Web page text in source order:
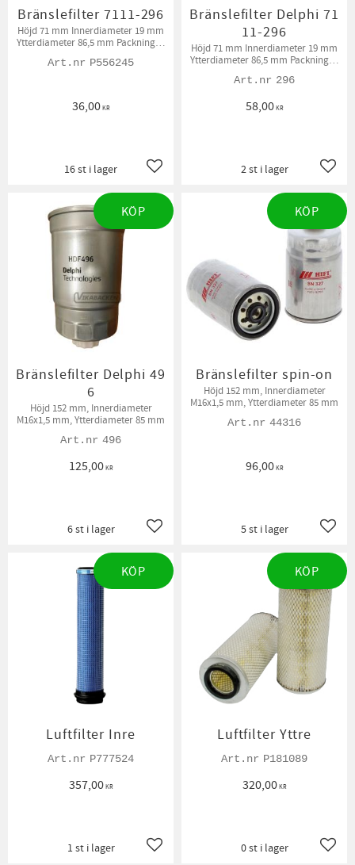
Bränslefilter 7111-296
Höjd 71 mm Innerdiameter 19 mm
Ytterdiameter 86,5 mm Packningar
P556245
36,00KR
Lägg till i favoriter
16 st i lager
Bränslefilter Delphi 71
11-296
Höjd 71 mm Innerdiameter 19 mm
Ytterdiameter 86,5 mm Packningar
296
58,00KR
2 st i lager
Bränslefilter Delphi 49
6
Höjd 152 mm, Innerdiameter
M16x1,5 mm, Ytterdiameter 85 mm
496
125,00KR
Lägg till i favoriter
6 st i lager
KÖP
Bränslefilter spin-on
Höjd 152 mm, Innerdiameter
M16x1,5 mm, Ytterdiameter 85 mm
44316
96,00KR
5 st i lager
KÖP
Luftfilter Inre
P777524
357,00KR
Lägg till i favoriter
1 st i lager
KÖP
Luftfilter Yttre
P181089
320,00KR
0 st i lager
KÖP